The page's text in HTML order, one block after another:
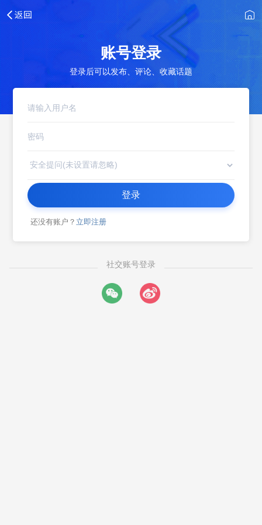
账号登录
登录后可以发布、评论、收藏话题
登录
还没有账户？ 立即注册
社交账号登录